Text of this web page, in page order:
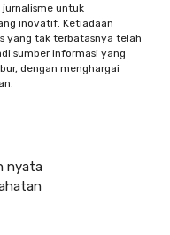
untuk
inovatif. Ketiadaan
yang tak terbatasnya telah
sumber informasi yang
dengan menghargai
nyata